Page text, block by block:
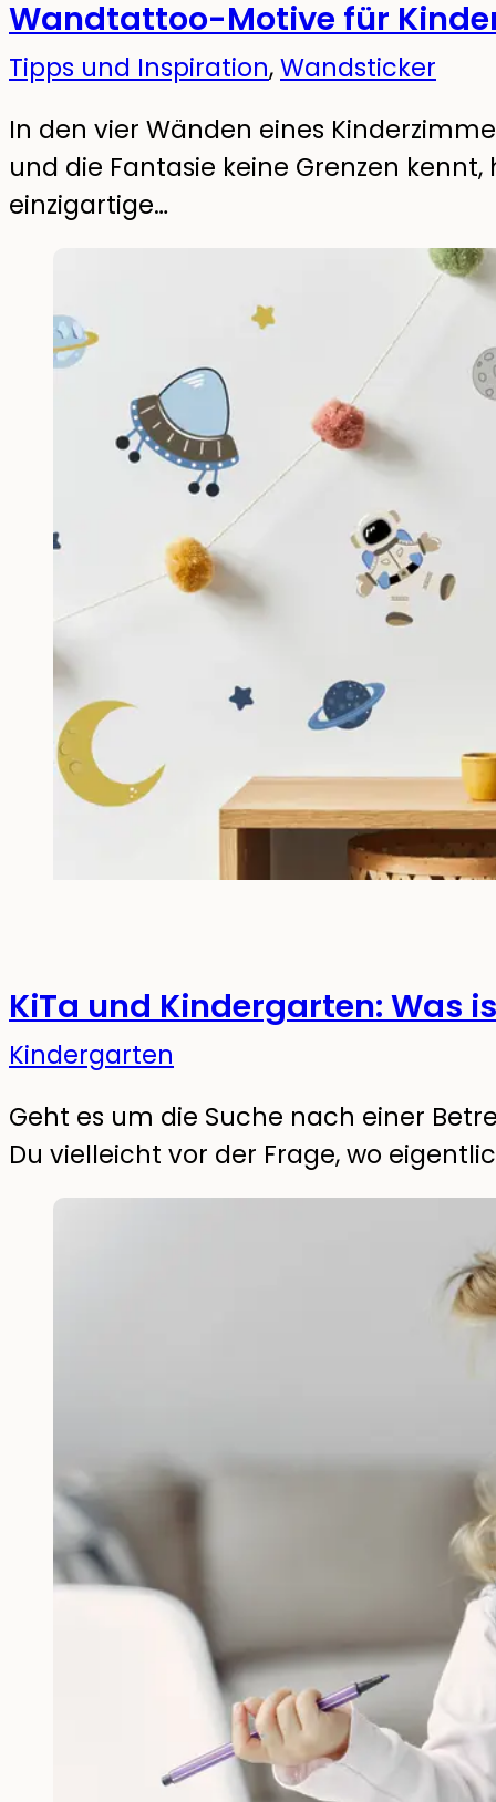
Wandtattoo-Motive für
Tipps und Inspiration,Wandsticker
In den vier Wänden eines
und die Fantasie keine Grenzen
einzigartige…
KiTa und Kindergarten: Was
Kindergarten
Geht es um die Suche nach einer
Du vielleicht vor der Frage, wo